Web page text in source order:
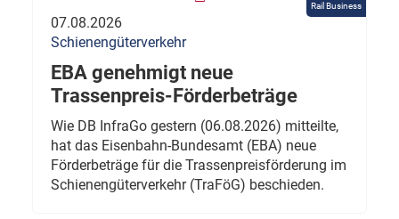
Rail Business
07.08.2026
Schienengüterverkehr
EBA genehmigt neue
Trassenpreis-Förderbeträge
Wie DB InfraGo gestern (06.08.2026) mitteilte,
hat das Eisenbahn-Bundesamt (EBA) neue
Förderbeträge für die Trassenpreisförderung im
Schienengüterverkehr (TraFöG) beschieden.